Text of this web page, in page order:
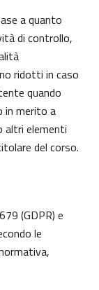
a quanto
di controllo,
ridotti in caso
quando
in merito a
elementi
del corso.
(GDPR) e
le